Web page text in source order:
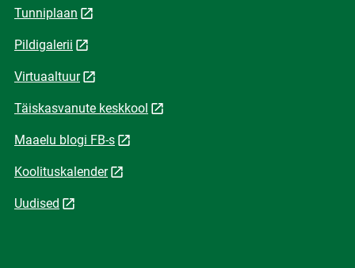
Tunniplaan
Pildigalerii
Virtuaaltuur
Täiskasvanute keskkool
Maaelu blogi FB-s
Koolituskalender
Uudised